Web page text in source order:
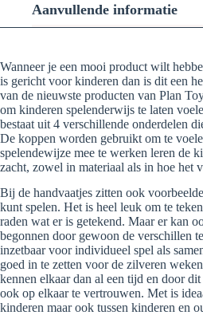
Aanvullende informatie
Wanneer je een mooi product wilt
is gericht voor kinderen dan is dit een
van de nieuwste producten van Plan
om kinderen spelenderwijs te laten
bestaat uit 4 verschillende onderdelen
De koppen worden gebruikt om te
spelendewijze mee te werken leren de
zacht, zowel in materiaal als in hoe het
Bij de handvaatjes zitten ook
kunt spelen. Het is heel leuk om te
raden wat er is getekend. Maar er kan
begonnen door gewoon de verschillen
inzetbaar voor individueel spel als
goed in te zetten voor de zilveren
kennen elkaar dan al een tijd en door
ook op elkaar te vertrouwen. Met is
kinderen maar ook tussen kinderen en